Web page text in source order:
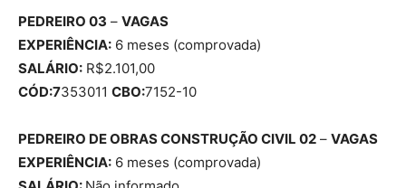
PEDREIRO 03 – VAGAS
EXPERIÊNCIA: 6 meses (comprovada)
SALÁRIO: R$2.101,00
CÓD:7353011 CBO:7152-10
PEDREIRO DE OBRAS CONSTRUÇÃO CIVIL 02 – VAGAS
EXPERIÊNCIA: 6 meses (comprovada)